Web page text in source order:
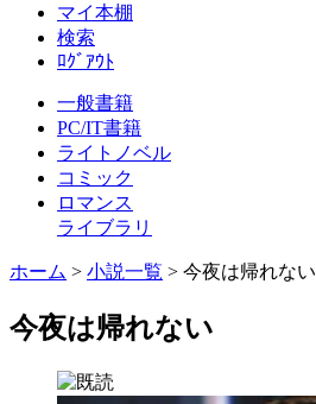
マイ本棚
検索
ﾛｸﾞｱｳﾄ
一般書籍
PC/IT書籍
ライトノベル
コミック
ロマンス
ライブラリ
ホーム > 小説一覧 > 今夜は帰れない
今夜は帰れない